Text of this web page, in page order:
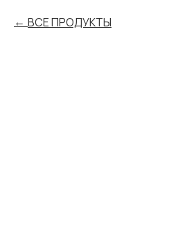
ВСЕ ПРОДУКТЫ